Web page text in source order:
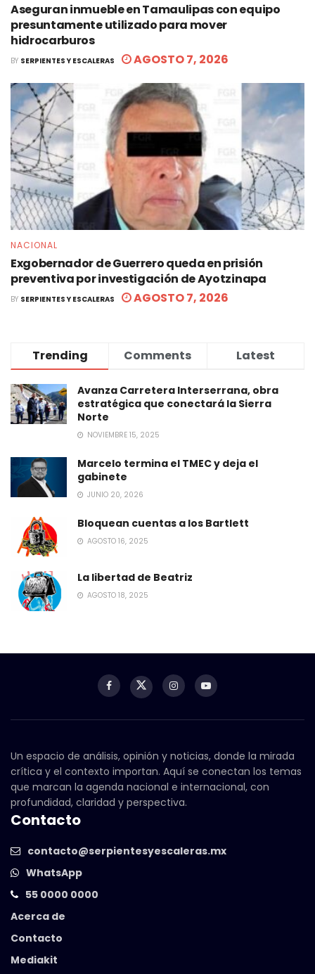
Aseguran inmueble en Tamaulipas con equipo
presuntamente utilizado para mover
hidrocarburos
BY SERPIENTES Y ESCALERAS AGOSTO 7, 2026
NACIONAL
Exgobernador de Guerrero queda en prisión
preventiva por investigación de Ayotzinapa
BY SERPIENTES Y ESCALERAS AGOSTO 7, 2026
Trending Comments Latest
Avanza Carretera Interserrana, obra
estratégica que conectará la Sierra
Norte
NOVIEMBRE 15, 2025
Marcelo termina el TMEC y deja el
gabinete
JUNIO 20, 2026
Bloquean cuentas a los Bartlett
AGOSTO 16, 2025
La libertad de Beatriz
AGOSTO 18, 2025
Un espacio de análisis, opinión y noticias, donde la mirada
crítica y el contexto importan. Aquí se conectan los temas
que marcan la agenda nacional e internacional, con
profundidad, claridad y perspectiva.
Contacto
contacto@serpientesyescaleras.mx
WhatsApp
55 0000 0000
Acerca de
Contacto
Mediakit